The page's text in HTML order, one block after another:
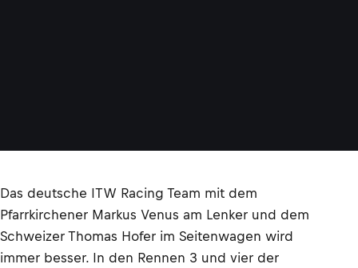
Das deutsche ITW Racing Team mit dem
Pfarrkirchener Markus Venus am Lenker und dem
Schweizer Thomas Hofer im Seitenwagen wird
immer besser. In den Rennen 3 und vier der